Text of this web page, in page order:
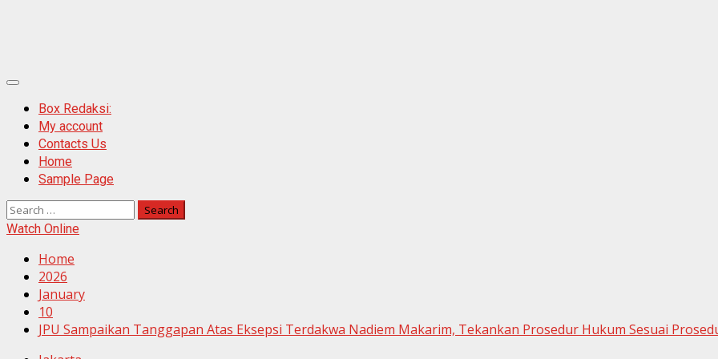
Primary
MenuBox Redaksi:
My account
Contacts Us
Home
Sample Page
Search
for:
Watch Online
Home
2026
January
10
JPU Sampaikan Tanggapan Atas Eksepsi Terdakwa Nadiem Makarim, Tekankan Prosedur Hukum Sesuai